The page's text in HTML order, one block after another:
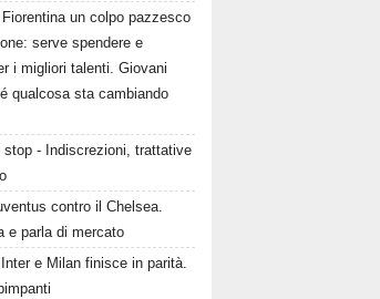
un colpo pazzesco
serve spendere e
i migliori talenti. Giovani
qualcosa sta cambiando
stop - Indiscrezioni, trattative
contro il Chelsea.
e parla di mercato
Inter e Milan finisce in parità.